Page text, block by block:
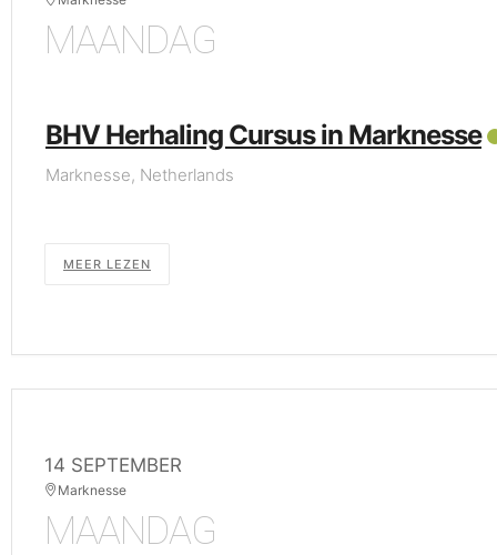
MAANDAG
BHV Herhaling Cursus in Marknesse
Marknesse, Netherlands
MEER LEZEN
14 SEPTEMBER
Marknesse
MAANDAG